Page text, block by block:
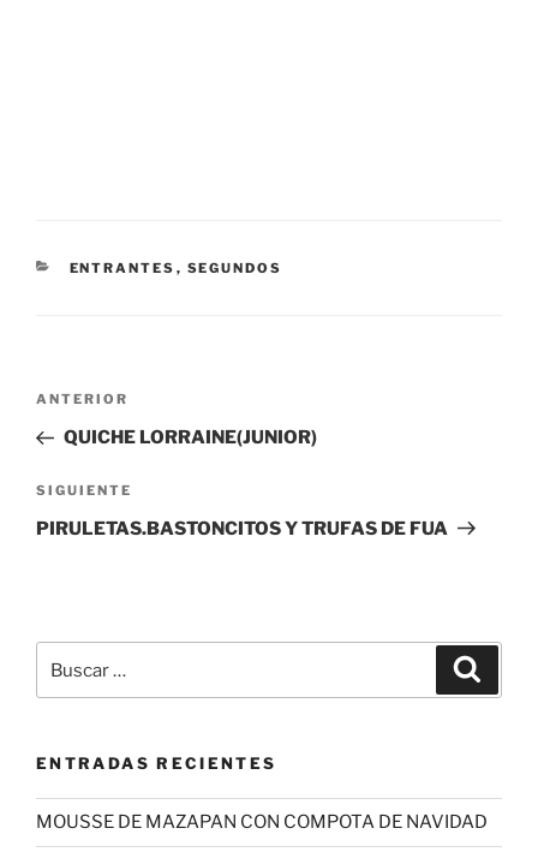
CATEGORÍAS
ENTRANTES , SEGUNDOS
Navegación
entradas
Entrada
anterior:
ANTERIOR
QUICHE LORRAINE(JUNIOR)
Siguiente
entrada
SIGUIENTE
PIRULETAS.BASTONCITOS Y TRUFAS DE FUA
por:
ENTRADAS RECIENTES
MOUSSE DE MAZAPAN CON COMPOTA DE NAVIDAD